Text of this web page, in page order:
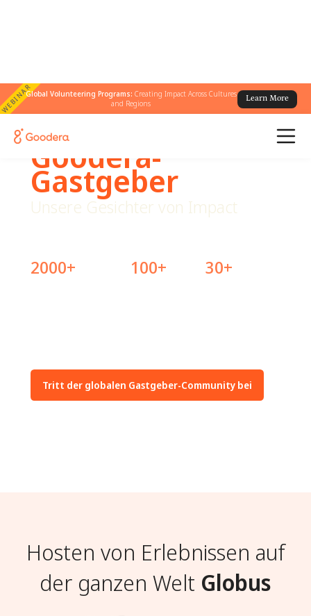
WEBINARGlobal Volunteering Programs: Creating Impact Across Cultures
and Regions
Learn More
Goodera-
Gastgeber
Unsere Gesichter von Impact
2000+ 100+ 30+
Tritt der globalen Gastgeber-Community bei
Hosten von Erlebnissen auf
der ganzen Welt Globus